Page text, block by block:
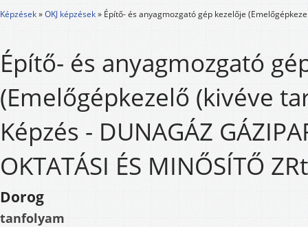
Képzések»OKJ képzések» Építő- és anyagmozgató gép kezelője
Építő- és anyagmozgató
(Emelőgépkezelő (kivéve
Képzés - DUNAGÁZ
OKTATÁSI ÉS MINŐSÍTŐ
Dorog
tanfolyam